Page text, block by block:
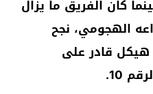
كان الفريق ما يزال
الهجومي، نجح
هيكل قادر على
10.